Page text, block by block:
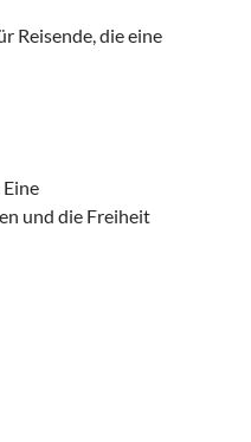
Reisende, die eine
und die Freiheit